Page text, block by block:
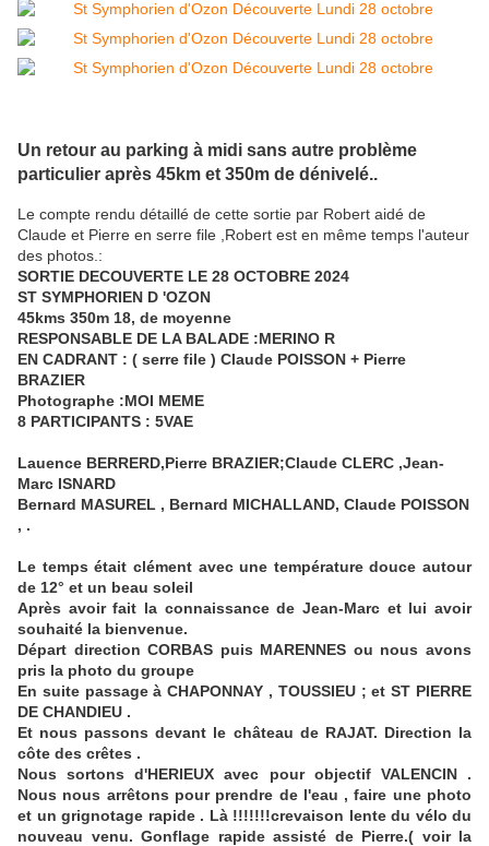
Un retour au parking à midi sans autre problème
particulier après 45km et 350m de dénivelé..
Le compte rendu détaillé de cette sortie par Robert aidé de
Claude et Pierre en serre file ,Robert est en même temps l'auteur
des photos.:
SORTIE DECOUVERTE LE 28 OCTOBRE 2024
ST SYMPHORIEN D 'OZON
45kms 350m 18, de moyenne
RESPONSABLE DE LA BALADE :MERINO R
EN CADRANT : ( serre file ) Claude POISSON + Pierre
BRAZIER
Photographe :MOI MEME
8 PARTICIPANTS : 5VAE
Lauence BERRERD,Pierre BRAZIER;Claude CLERC ,Jean-
Marc ISNARD
Bernard MASUREL , Bernard MICHALLAND, Claude POISSON
, .
Le temps était clément avec une température douce autour
de 12° et un beau soleil
Après avoir fait la connaissance de Jean-Marc et lui avoir
souhaité la bienvenue.
Départ direction CORBAS puis MARENNES ou nous avons
pris la photo du groupe
En suite passage à CHAPONNAY , TOUSSIEU ; et ST PIERRE
DE CHANDIEU .
Et nous passons devant le château de RAJAT. Direction la
côte des crêtes .
Nous sortons d'HERIEUX avec pour objectif VALENCIN .
Nous nous arrêtons pour prendre de l'eau , faire une photo
et un grignotage rapide . Là !!!!!!!crevaison lente du vélo du
nouveau venu. Gonflage rapide assisté de Pierre.( voir la